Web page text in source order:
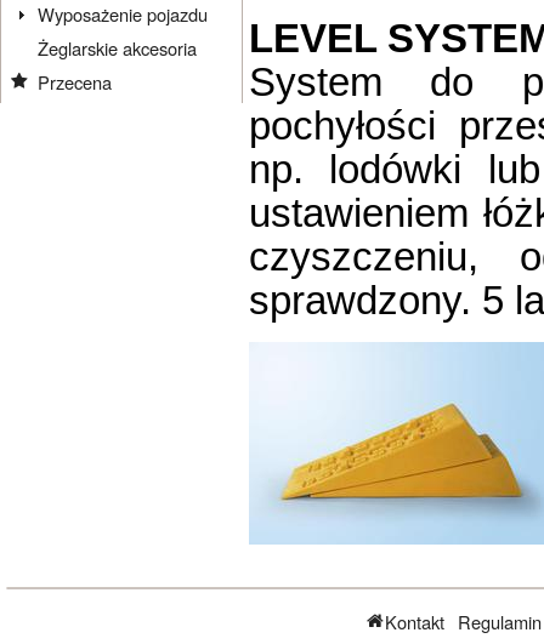
Wyposażenie pojazdu
Żeglarskie akcesoria
Przecena
LEVEL
System do
pochyłości
np. lodówki
ustawieniem
czyszczeniu,
sprawdzony. 5
Kontakt